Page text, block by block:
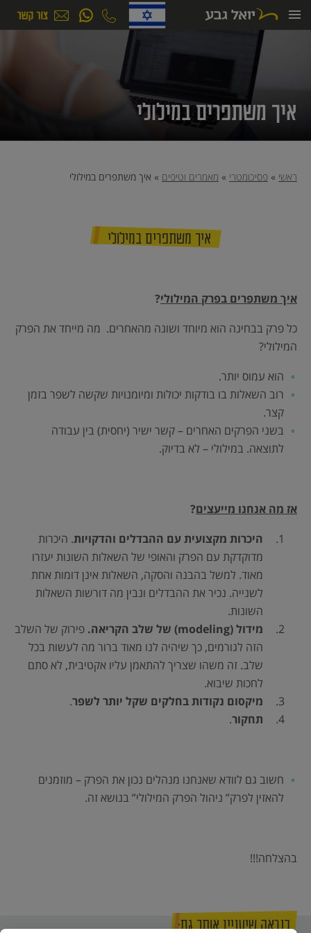
לתוכן
איך משתפרים במילולי
ראשי » פסיכומטרי » מאמרים וטיפים » איך משתפרים במילולי
איך משתפרים במילולי
איך משתפרים בפרק המילולי?
כל פרק בבחינה הוא מיוחד ושונה מהאחרים. מה מייחד את הפרק
המילולי?
הוא עמוס יותר.
רוב השאלות בו בודקות יכולות ומיומנויות שקשה לשפר בזמן
קצר.
בשני הפרקים האחרים – קשר ישיר (יחסית) בין עבודה
לתוצאה. במילולי – לא בדיוק.
אז מה אנחנו מייעצים?
היכרות מקצועית עם ההבדלים והדקויות. היכרות
מדוקדקת עם הפרק והאופי של השאלות השונות יעזרו
מאוד. למשל בהבנה והסקה, השאלות אינן דומות אחת
לשנייה. נכיר את ההבדלים ונבין מה דורשות השאלות
השונות.
מידול (modeling) של שלב הקריאה. פירוק של השלב
הזה לגורמים, כך שיהיה לנו מאוד ברור מה לעשות בכל
שלב. זה משהו שצריך להתאמן עליו אקטיבית, לא סתם
לחכות שיבוא.
מיקסום נקודות בחלקים שקל יותר לשפר.
תחקור.
חשוב גם לוודא שאנחנו מנהלים נכון את הפרק – מוזמנים
להאזין לפרק” ניהול הפרק המילולי” בנושא זה.
בהצלחה!!!
כנראה שיעניין אותך גם: